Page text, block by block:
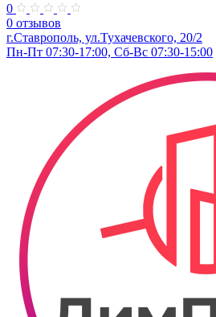
0
0 отзывов
г.Ставрополь, ул.Тухачевского, 20/2
Пн-Пт 07:30-17:00, Сб-Вс 07:30-15:00